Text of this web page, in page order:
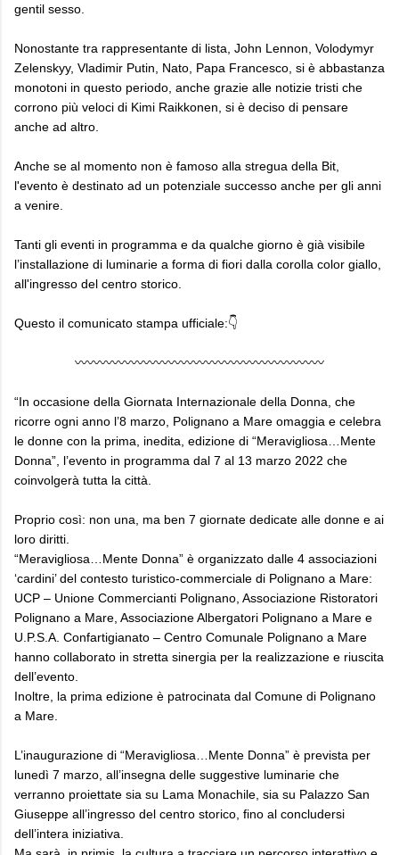
gentil sesso.
Nonostante tra rappresentante di lista, John Lennon, Volodymyr
Zelenskyy, Vladimir Putin, Nato, Papa Francesco, si è abbastanza
monotoni in questo periodo, anche grazie alle notizie tristi che
corrono più veloci di Kimi Raikkonen, si è deciso di pensare
anche ad altro.
Anche se al momento non è famoso alla stregua della Bit,
l'evento è destinato ad un potenziale successo anche per gli anni
a venire.
Tanti gli eventi in programma e da qualche giorno è già visibile
l’installazione di luminarie a forma di fiori dalla corolla color giallo,
all'ingresso del centro storico.
Questo il comunicato stampa ufficiale:👇
〰〰〰〰〰〰〰〰〰〰〰〰〰〰〰〰〰〰〰〰
“In occasione della Giornata Internazionale della Donna, che
ricorre ogni anno l’8 marzo, Polignano a Mare omaggia e celebra
le donne con la prima, inedita, edizione di “Meravigliosa…Mente
Donna”, l’evento in programma dal 7 al 13 marzo 2022 che
coinvolgerà tutta la città.
Proprio così: non una, ma ben 7 giornate dedicate alle donne e ai
loro diritti.
“Meravigliosa…Mente Donna” è organizzato dalle 4 associazioni
‘cardini’ del contesto turistico-commerciale di Polignano a Mare:
UCP – Unione Commercianti Polignano, Associazione Ristoratori
Polignano a Mare, Associazione Albergatori Polignano a Mare e
U.P.S.A. Confartigianato – Centro Comunale Polignano a Mare
hanno collaborato in stretta sinergia per la realizzazione e riuscita
dell’evento.
Inoltre, la prima edizione è patrocinata dal Comune di Polignano
a Mare.
L’inaugurazione di “Meravigliosa…Mente Donna” è prevista per
lunedì 7 marzo, all’insegna delle suggestive luminarie che
verranno proiettate sia su Lama Monachile, sia su Palazzo San
Giuseppe all’ingresso del centro storico, fino al concludersi
dell’intera iniziativa.